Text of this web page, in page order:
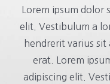
Lorem ipsum
elit. Vestibulum a
hendrerit varius
erat. Lorem
adipiscing elit.